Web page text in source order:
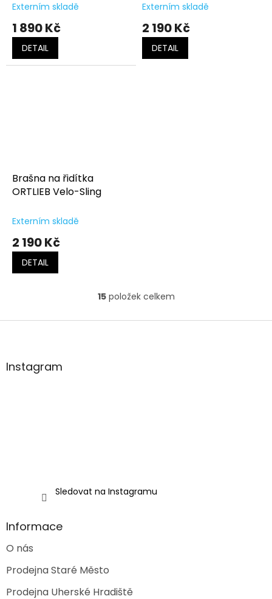
Externím skladě
1 890 Kč
DETAIL
Externím skladě
2 190 Kč
DETAIL
Brašna na řidítka
ORTLIEB Velo-Sling
Externím skladě
2 190 Kč
DETAIL
O
l
i
s
15položek celkem
Z
aInstagram
Sledovat na Instagramu
Informace
O nás
Prodejna Staré Město
Prodejna Uherské Hradiště